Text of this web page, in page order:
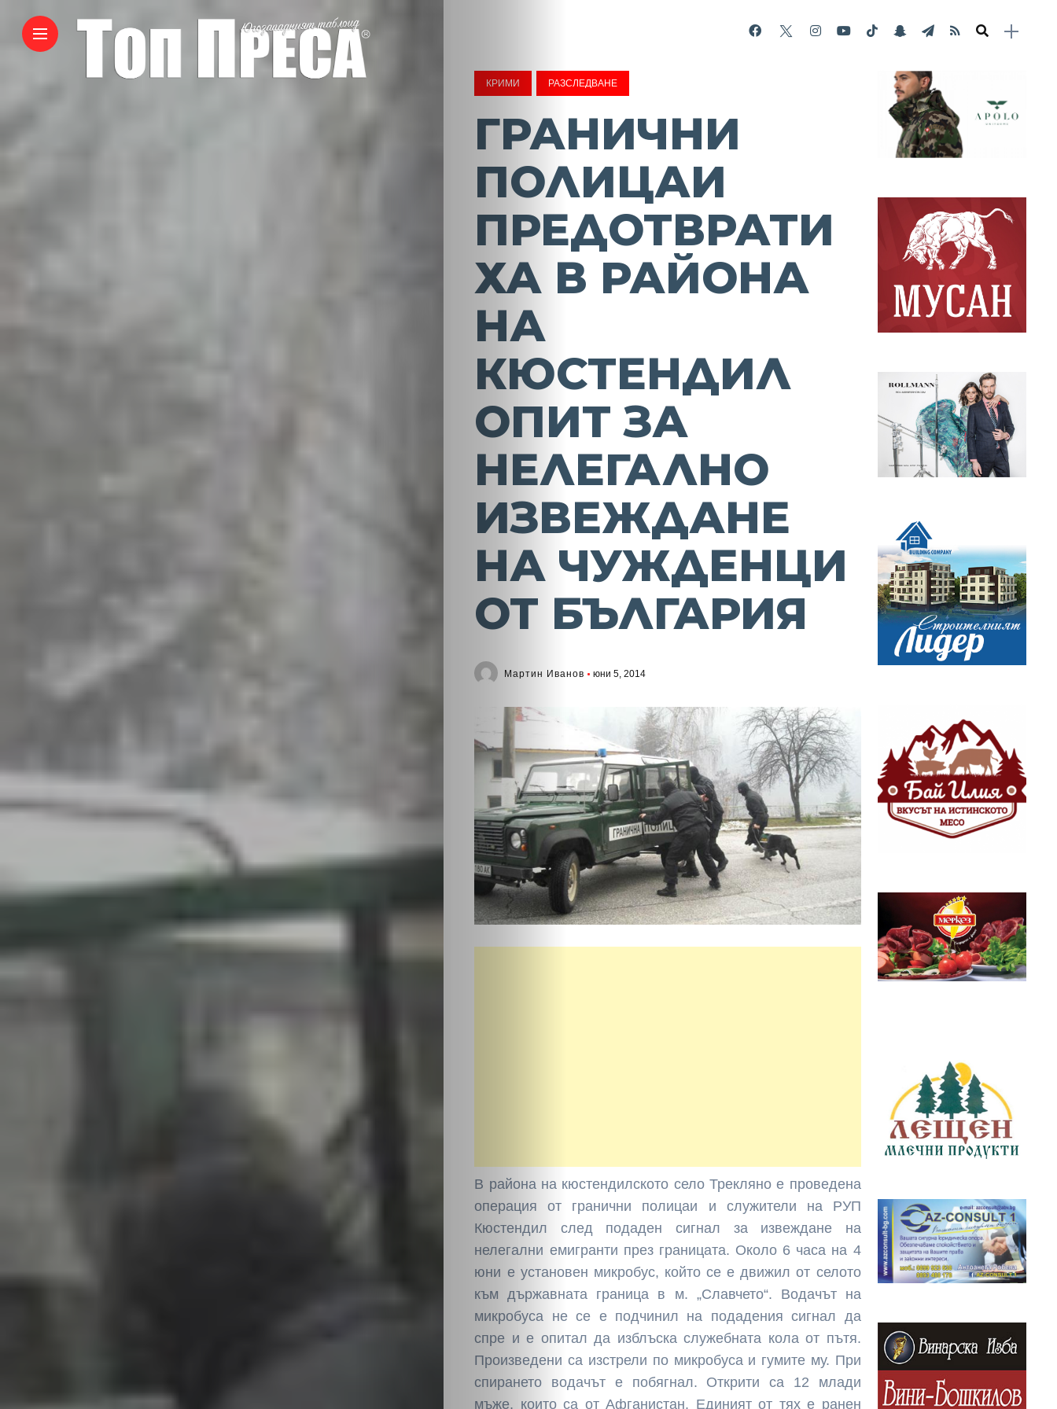
КРИМИ РАЗСЛЕДВАНЕ
ГРАНИЧНИ
ПОЛИЦАИ
ПРЕДОТВРАТИ
ХА В РАЙОНА
НА
КЮСТЕНДИЛ
ОПИТ ЗА
НЕЛЕГАЛНО
ИЗВЕЖДАНЕ
НА ЧУЖДЕНЦИ
ОТ БЪЛГАРИЯ
Мартин Иванов юни 5, 2014
В района на кюстендилското село Трекляно е проведена
операция от гранични полицаи и служители на РУП
Кюстендил след подаден сигнал за извеждане на
нелегални емигранти през границата. Около 6 часа на 4
юни е установен микробус, който се е движил от селото
към държавната граница в м. „Славчето“. Водачът на
микробуса не се е подчинил на подадения сигнал да
спре и е опитал да изблъска служебната кола от пътя.
Произведени са изстрели по микробуса и гумите му. При
спирането водачът е побягнал. Открити са 12 млади
мъже, които са от Афганистан. Единият от тях е ранен